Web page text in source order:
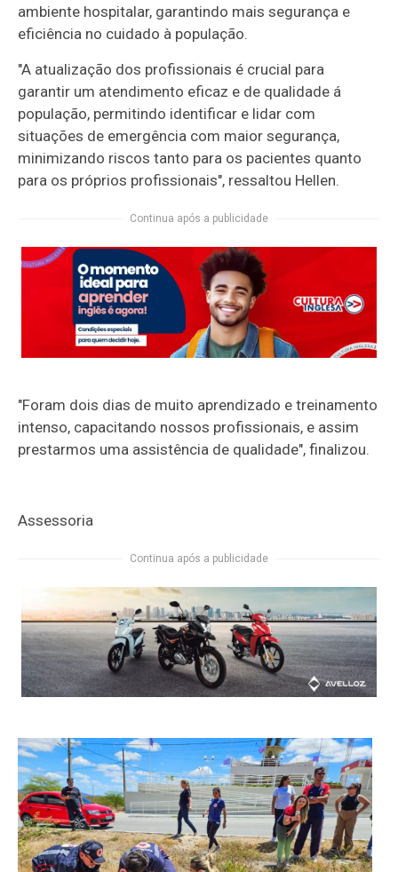
ambiente hospitalar, garantindo mais segurança e
eficiência no cuidado à população.
"A atualização dos profissionais é crucial para
garantir um atendimento eficaz e de qualidade á
população, permitindo identificar e lidar com
situações de emergência com maior segurança,
minimizando riscos tanto para os pacientes quanto
para os próprios profissionais", ressaltou Hellen.
Continua após a publicidade
"Foram dois dias de muito aprendizado e treinamento
intenso, capacitando nossos profissionais, e assim
prestarmos uma assistência de qualidade", finalizou.
Assessoria
Continua após a publicidade